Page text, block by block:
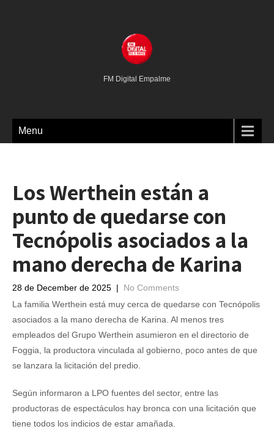
FM Digital Empalme
Menu
Los Werthein están a
punto de quedarse con
Tecnópolis asociados a la
mano derecha de Karina
28 de December de 2025 | No Comments
La familia Werthein está muy cerca de quedarse con Tecnópolis
asociados a la mano derecha de Karina. Al menos tres
empleados del Grupo Werthein asumieron en el directorio de
Foggia, la productora vinculada al gobierno, poco antes de que
se lanzara la licitación del predio.
Según informaron a LPO fuentes del sector, entre las
productoras de espectáculos hay bronca con una licitación que
tiene todos los indicios de estar amañada.